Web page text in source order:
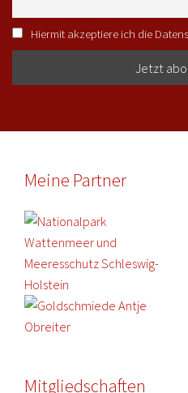
Hiermit akzeptiere ich die
Meine Partner
Mitgliedschaften